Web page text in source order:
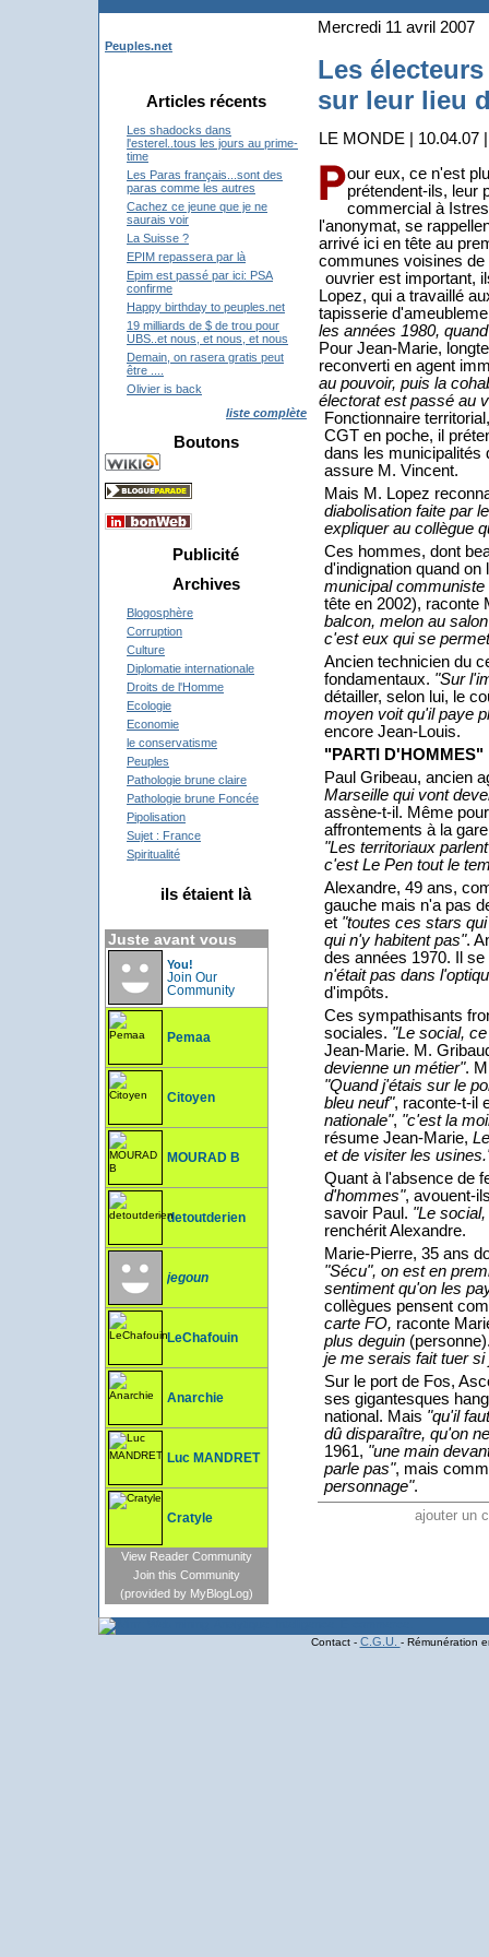
Peuples.net
Articles récents
Les shadocks dans
l'esterel..tous les jours au prime-
time
Les Paras français...sont des
paras comme les autres
Cachez ce jeune que je ne
saurais voir
La Suisse ?
EPIM repassera par là
Epim est passé par ici: PSA
confirme
Happy birthday to peuples.net
19 milliards de $ de trou pour
UBS..et nous, et nous, et nous
Demain, on rasera gratis peut
être ....
Olivier is back
liste complète
Boutons
Publicité
Archives
Blogosphère
Corruption
Culture
Diplomatie internationale
Droits de l'Homme
Ecologie
Economie
le conservatisme
Peuples
Pathologie brune claire
Pathologie brune Foncée
Pipolisation
Sujet : France
Spiritualité
ils étaient là
Juste avant vous
You!
Join Our
Community
Pemaa
Citoyen
MOURAD B
detoutderien
jegoun
LeChafouin
Anarchie
Luc MANDRET
Cratyle
View Reader Community
Join this Community
(provided by MyBlogLog)
Mercredi 11 avril 2007
Les
sur leur lieu
LE MONDE | 10.04.07
our eux, ce n'est
prétendent-ils, leur
commercial à
l'anonymat, se
arrivé ici en tête au
communes voisines
ouvrier est important,
Lopez, qui a travaillé
tapisserie
les années 1980,
Pour Jean-Marie,
reconverti en agent
au pouvoir, puis la
électorat est passé au
Fonctionnaire
CGT en poche, il
dans les municipalités
assure M. Vincent.
Mais M. Lopez
diabolisation faite par
expliquer au collègue
Ces hommes, dont
d'indignation quand
municipal
tête en 2002), raconte
balcon, melon au
c'est eux qui se
Ancien technicien du
fondamentaux. "Sur
détailler, selon lui, le
moyen voit qu'il paye
encore Jean-Louis.
"PARTI D'HOMMES"
Paul Gribeau, ancien
Marseille qui vont
assène-t-il. Même
affrontements à la
"Les territoriaux
c'est Le Pen tout le
Alexandre, 49 ans,
gauche mais n'a pas
et "toutes ces stars
qui n'y habitent pas".
des années 1970. Il
n'était pas dans
d'impôts.
Ces sympathisants
sociales. "Le social,
Jean-Marie. M.
devienne un métier".
"Quand j'étais sur le
bleu neuf", raconte-t-il
nationale", "c'est la
résume Jean-Marie,
et de visiter les
Quant à l'absence de
d'hommes", avouent-
savoir Paul. "Le
renchérit Alexandre.
Marie-Pierre, 35 ans
"Sécu", on est en
sentiment qu'on les
collègues pensent
carte FO, raconte
plus deguin
je me serais fait tuer
Sur le port de Fos,
ses gigantesques
national. Mais "qu'il
dû disparaître, qu'on
1961, "une main
parle pas", mais
personnage".
ajouter un
Contact - C.G.U. - Rémunération